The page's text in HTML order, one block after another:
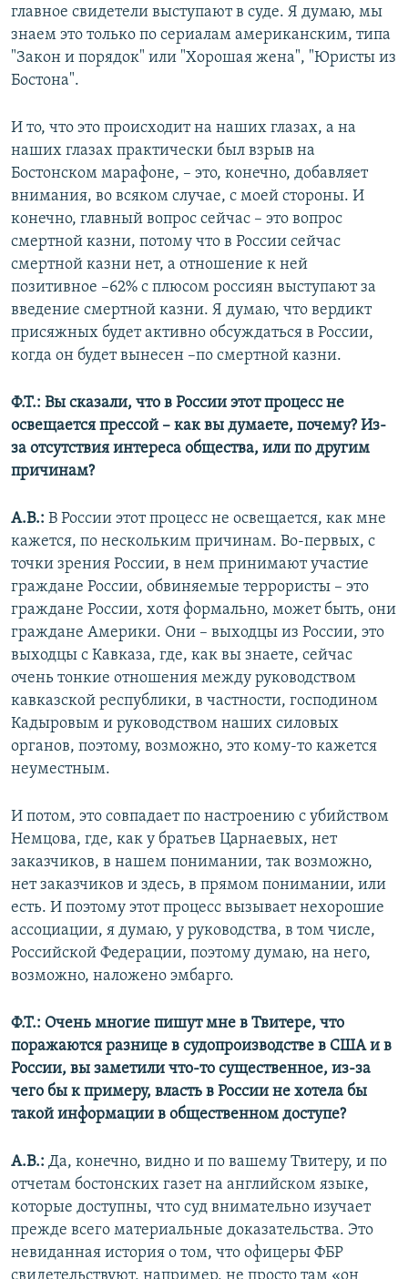
главное свидетели выступают в суде. Я думаю, мы
знаем это только по сериалам американским, типа
"Закон и порядок" или "Хорошая жена", "Юристы из
Бостона".
И то, что это происходит на наших глазах, а на
наших глазах практически был взрыв на
Бостонском марафоне, – это, конечно, добавляет
внимания, во всяком случае, с моей стороны. И
конечно, главный вопрос сейчас – это вопрос
смертной казни, потому что в России сейчас
смертной казни нет, а отношение к ней
позитивное –62% с плюсом россиян выступают за
введение смертной казни. Я думаю, что вердикт
присяжных будет активно обсуждаться в России,
когда он будет вынесен –по смертной казни.
Ф.Т.: Вы сказали, что в России этот процесс не
освещается прессой – как вы думаете, почему? Из-
за отсутствия интереса общества, или по другим
причинам?
А.В.: В России этот процесс не освещается, как мне
кажется, по нескольким причинам. Во-первых, с
точки зрения России, в нем принимают участие
граждане России, обвиняемые террористы – это
граждане России, хотя формально, может быть, они
граждане Америки. Они – выходцы из России, это
выходцы с Кавказа, где, как вы знаете, сейчас
очень тонкие отношения между руководством
кавказской республики, в частности, господином
Кадыровым и руководством наших силовых
органов, поэтому, возможно, это кому-то кажется
неуместным.
И потом, это совпадает по настроению с убийством
Немцова, где, как у братьев Царнаевых, нет
заказчиков, в нашем понимании, так возможно,
нет заказчиков и здесь, в прямом понимании, или
есть. И поэтому этот процесс вызывает нехорошие
ассоциации, я думаю, у руководства, в том числе,
Российской Федерации, поэтому думаю, на него,
возможно, наложено эмбарго.
Ф.Т.: Очень многие пишут мне в Твитере, что
поражаются разнице в судопроизводстве в США и в
России, вы заметили что-то существенное, из-за
чего бы к примеру, власть в России не хотела бы
такой информации в общественном доступе?
А.В.: Да, конечно, видно и по вашему Твитеру, и по
отчетам бостонских газет на английском языке,
которые доступны, что суд внимательно изучает
прежде всего материальные доказательства. Это
невиданная история о том, что офицеры ФБР